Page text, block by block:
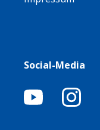
Social-Media